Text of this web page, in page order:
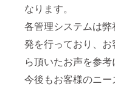
なります。
各管理システムは弊
発を行っており、お
ら頂いたお声を参考
今後もお客様のニー